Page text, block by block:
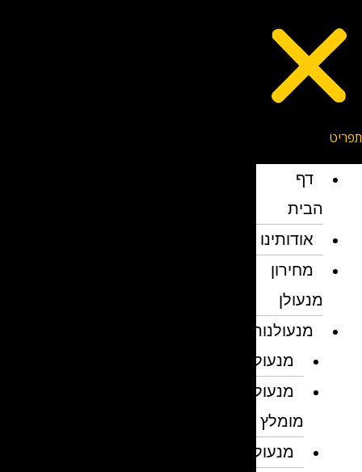
דף
הבית
אודותינו
מחירון
מנעולן
מנעולנות
מנעולן
מנעולן
מומלץ
מנעולנים